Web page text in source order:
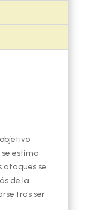
estima
ataques se
de la
tras ser